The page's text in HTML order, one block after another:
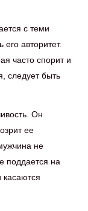
с теми
авторитет.
часто спорит и
следует быть
Он
ее
не
поддается на
касаются